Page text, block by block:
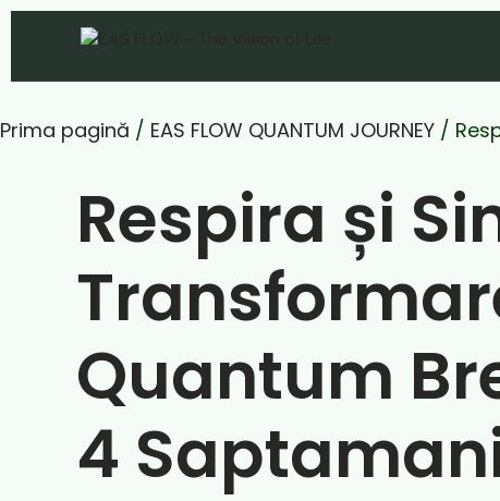
Prima pagină / EAS FLOW QUANTUM JOURNEY /
Respira și
Quantum
4